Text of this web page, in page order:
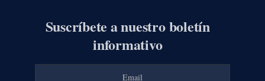
Suscríbete a nuestro boletín
informativo